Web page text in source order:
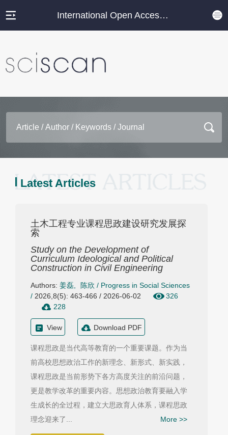
International Open Access Journal Platform
Latest Articles
土木工程专业课程思政建设研究发展探
索
Study on the Development of
Curriculum Ideological and Political
Construction in Civil Engineering
Authors: 姜磊 陈欣 / Progress in Social Sciences
/ 2026,8(5): 463-466 / 2026-06-02
326
228
View Download PDF
课程思政是当代高等教育的一个重要课题。作为当
前高校思想政治工作的新理念、新形式、新实践，
课程思政是当前形势下各方高度关注的前沿问题，
更是教学改革的重要内容。思想政治教育要融入学
生成长的全过程，建立大思政育人体系，课程思政
理念迎来了...
More >>